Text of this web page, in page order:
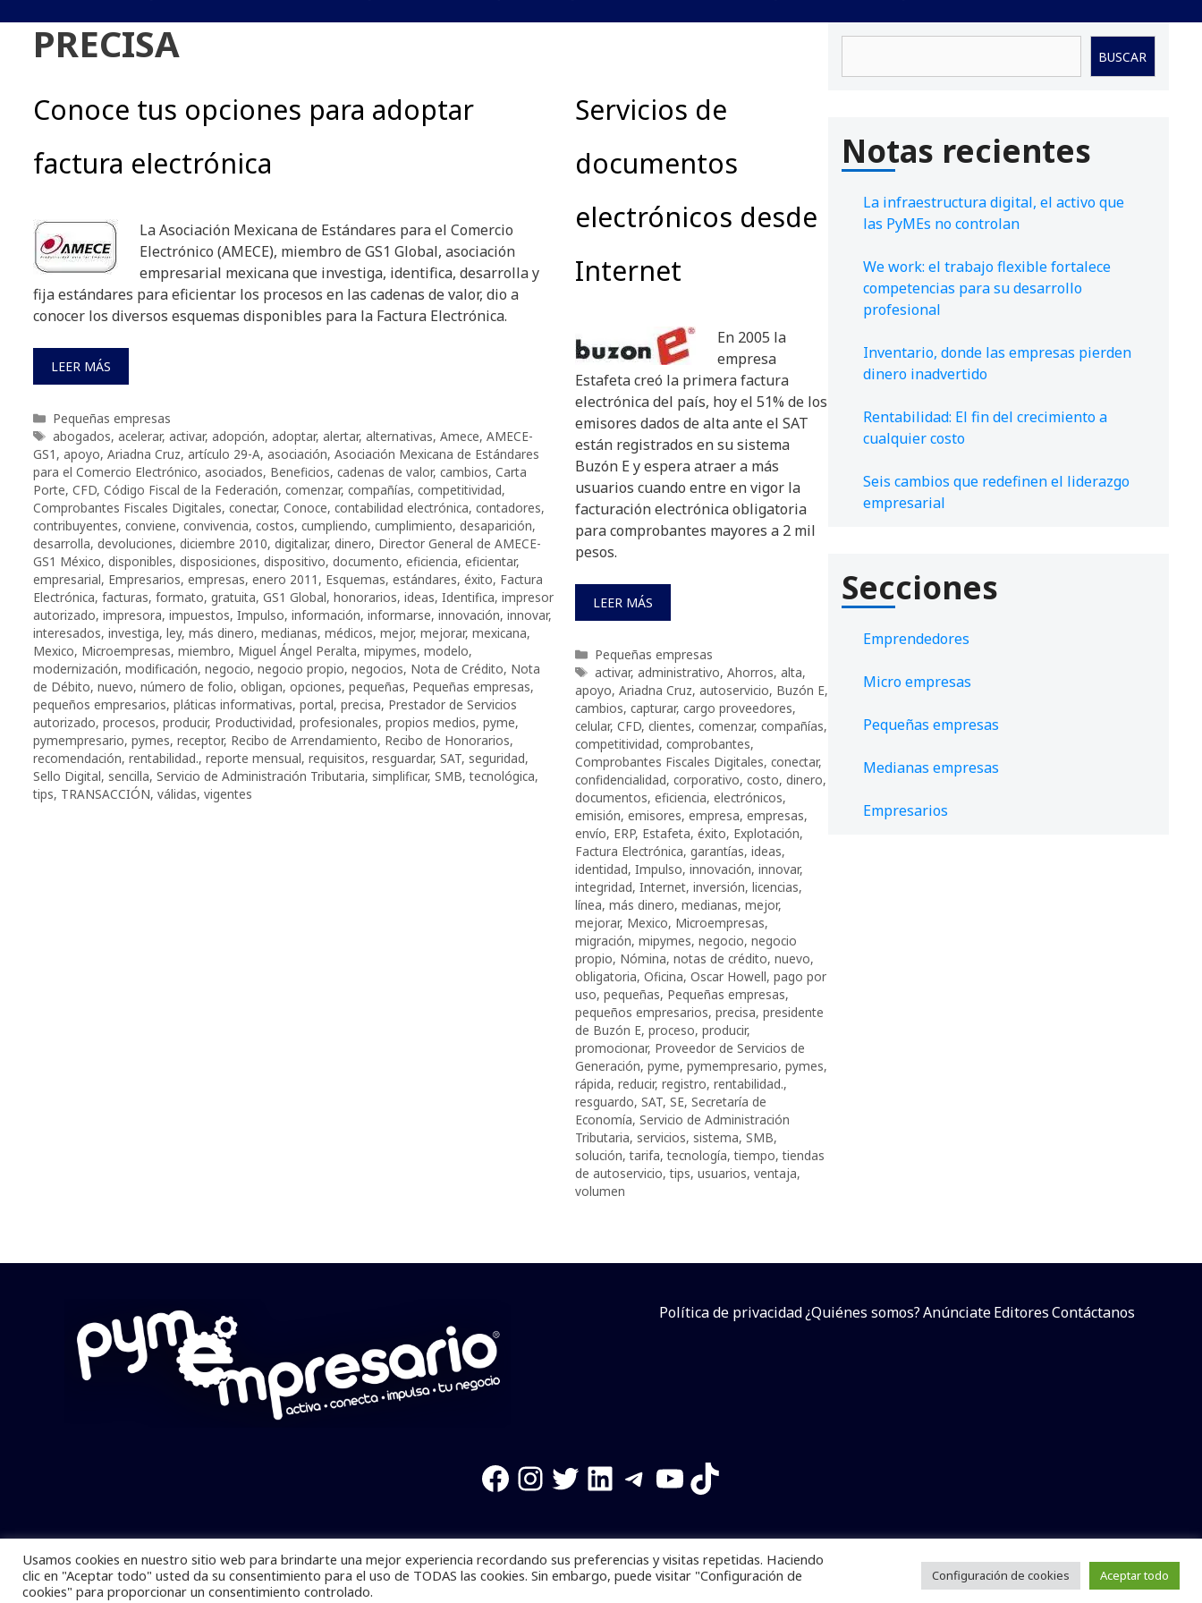
PRECISA
Conoce tus opciones para adoptar
factura electrónica
La Asociación Mexicana de Estándares para el Comercio
Electrónico (AMECE), miembro de GS1 Global, asociación
empresarial mexicana que investiga, identifica, desarrolla y
fija estándares para eficientar los procesos en las cadenas de valor, dio a
conocer los diversos esquemas disponibles para la Factura Electrónica.
LEER MÁS
Categorías
Pequeñas empresas
Etiquetas
abogados, acelerar, activar, adopción, adoptar, alertar, alternativas, Amece, AMECE-
GS1 , apoyo, Ariadna Cruz, artículo 29-A, asociación, Asociación Mexicana de Estándares
para el Comercio Electrónico, asociados, Beneficios, cadenas de valor, cambios, Carta
Porte, CFD, Código Fiscal de la Federación, comenzar, compañías, competitividad,
Comprobantes Fiscales Digitales, conectar, Conoce, contabilidad electrónica, contadores,
contribuyentes, conviene, convivencia, costos, cumpliendo, cumplimiento, desaparición,
desarrolla, devoluciones, diciembre 2010, digitalizar, dinero, Director General de AMECE-
GS1 México, disponibles, disposiciones, dispositivo, documento, eficiencia, eficientar,
empresarial, Empresarios, empresas, enero 2011 , Esquemas, estándares, éxito, Factura
Electrónica, facturas, formato, gratuita, GS1 Global, honorarios, ideas, Identifica, impresor
autorizado, impresora, impuestos, Impulso, información, informarse, innovación, innovar,
interesados, investiga, ley, más dinero, medianas, médicos, mejor, mejorar, mexicana,
Mexico, Microempresas, miembro, Miguel Ángel Peralta, mipymes, modelo,
modernización, modificación, negocio, negocio propio, negocios, Nota de Crédito, Nota
de Débito, nuevo, número de folio, obligan, opciones, pequeñas, Pequeñas empresas,
pequeños empresarios, pláticas informativas, portal, precisa, Prestador de Servicios
autorizado, procesos, producir, Productividad, profesionales, propios medios, pyme,
pymempresario, pymes, receptor, Recibo de Arrendamiento, Recibo de Honorarios,
recomendación, rentabilidad., reporte mensual, requisitos, resguardar, SAT, seguridad,
Sello Digital, sencilla, Servicio de Administración Tributaria, simplificar, SMB,tecnológica,
tips, TRANSACCIÓN, válidas, vigentes
Servicios de
documentos
electrónicos desde
Internet
En 2005 la
empresa
Estafeta creó la primera factura
electrónica del país, hoy el 51% de los
emisores dados de alta ante el SAT
están registrados en su sistema
Buzón E y espera atraer a más
usuarios cuando entre en vigor la
facturación electrónica obligatoria
para comprobantes mayores a 2 mil
pesos.
LEER MÁS
Categorías
Pequeñas empresas
Etiquetas
activar, administrativo, Ahorros, alta,
apoyo, Ariadna Cruz, autoservicio, Buzón E,
cambios, capturar, cargo proveedores,
celular, CFD, clientes, comenzar, compañías,
competitividad, comprobantes,
Comprobantes Fiscales Digitales, conectar,
confidencialidad, corporativo, costo, dinero,
documentos, eficiencia, electrónicos,
emisión, emisores, empresa, empresas,
envío, ERP, Estafeta, éxito, Explotación,
Factura Electrónica, garantías, ideas,
identidad, Impulso, innovación, innovar,
integridad, Internet, inversión, licencias,
línea, más dinero, medianas, mejor,
mejorar, Mexico, Microempresas,
migración, mipymes, negocio, negocio
propio, Nómina, notas de crédito, nuevo,
obligatoria, Oficina, Oscar Howell, pago por
uso, pequeñas, Pequeñas empresas,
pequeños empresarios, precisa, presidente
de Buzón E, proceso, producir,
promocionar, Proveedor de Servicios de
Generación, pyme, pymempresario, pymes,
rápida, reducir, registro, rentabilidad.,
resguardo, SAT, SE, Secretaría de
Economía, Servicio de Administración
Tributaria, servicios, sistema, SMB,
solución,tarifa,tecnología,tiempo,tiendas
de autoservicio,tips, usuarios, ventaja,
volumen
BUSCAR
Notas recientes
La infraestructura digital, el activo que
las PyMEs no controlan
We work: el trabajo flexible fortalece
competencias para su desarrollo
profesional
Inventario, donde las empresas pierden
dinero inadvertido
Rentabilidad: El fin del crecimiento a
cualquier costo
Seis cambios que redefinen el liderazgo
empresarial
Secciones
Emprendedores
Micro empresas
Pequeñas empresas
Medianas empresas
Empresarios
Política de privacidad¿Quiénes somos?AnúnciateEditoresContáctanos
Facebook
Instagram
Twitter
LinkedIn
Telegram
YouTube
TikTok
Pymempresario © 2025 Todos los derechos reservados. Se prohibe el uso de la información total o parcial sin dar referencia a la fuente.
Desarrollado poryalla ya!
Usamos cookies en nuestro sitio web para brindarte una mejor experiencia recordando sus preferencias y visitas repetidas. Haciendo
clic en "Aceptar todo" usted da su consentimiento para el uso de TODAS las cookies. Sin embargo, puede visitar "Configuración de
cookies" para proporcionar un consentimiento controlado.
Configuración de cookies Aceptar todo